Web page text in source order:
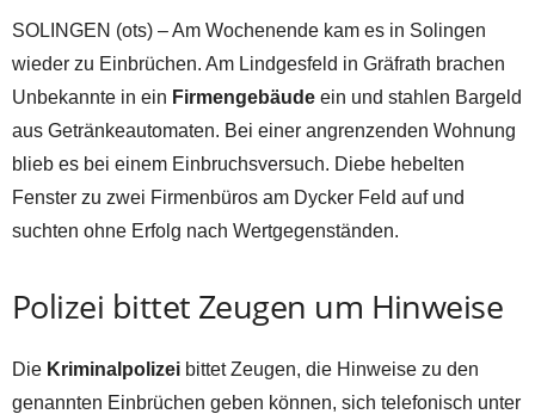
SOLINGEN (ots) – Am Wochenende kam es in Solingen
wieder zu Einbrüchen. Am Lindgesfeld in Gräfrath brachen
Unbekannte in ein Firmengebäude ein und stahlen Bargeld
aus Getränkeautomaten. Bei einer angrenzenden Wohnung
blieb es bei einem Einbruchsversuch. Diebe hebelten
Fenster zu zwei Firmenbüros am Dycker Feld auf und
suchten ohne Erfolg nach Wertgegenständen.
Polizei bittet Zeugen um Hinweise
Die Kriminalpolizei bittet Zeugen, die Hinweise zu den
genannten Einbrüchen geben können, sich telefonisch unter